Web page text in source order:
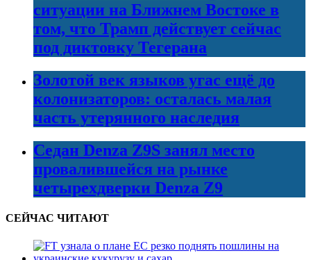
ситуации на Ближнем Востоке в
том, что Трамп действует сейчас
под диктовку Тегерана
Золотой век языков угас ещё до
колонизаторов: осталась малая
часть утерянного наследия
Седан Denza Z9S занял место
провалившейся на рынке
четырехдверки Denza Z9
СЕЙЧАС ЧИТАЮТ